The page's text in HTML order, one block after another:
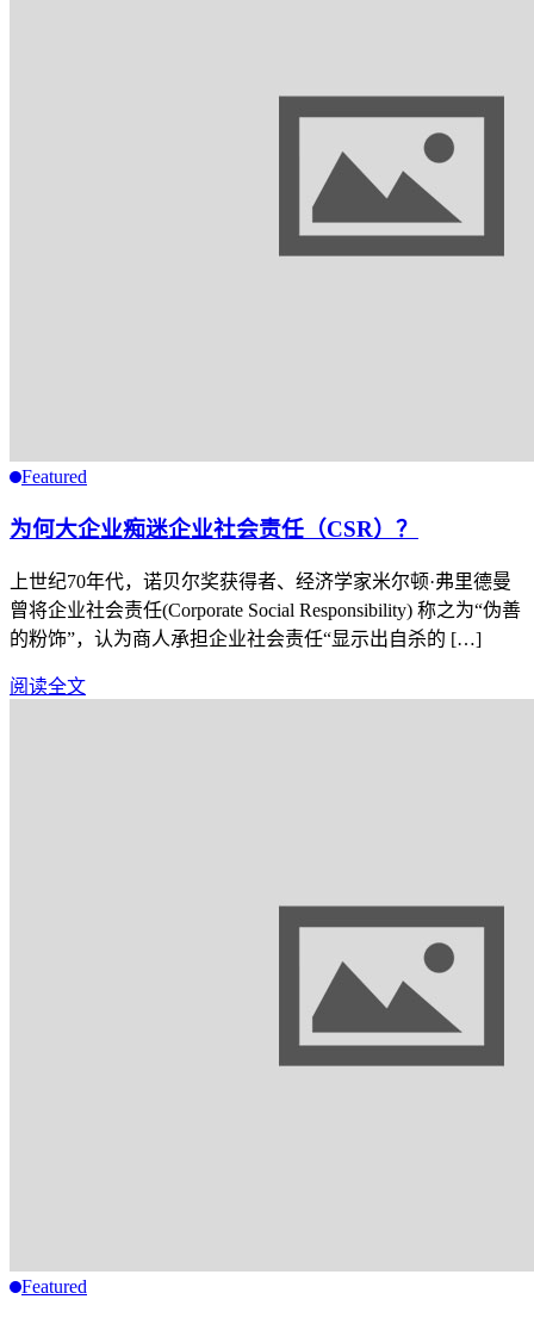
Featured
为何大企业痴迷企业社会责任（CSR）？
上世纪70年代，诺贝尔奖获得者、经济学家米尔顿·弗里德曼
曾将企业社会责任(Corporate Social Responsibility) 称之为“伪善
的粉饰”，认为商人承担企业社会责任“显示出自杀的 […]
阅读全文
Featured